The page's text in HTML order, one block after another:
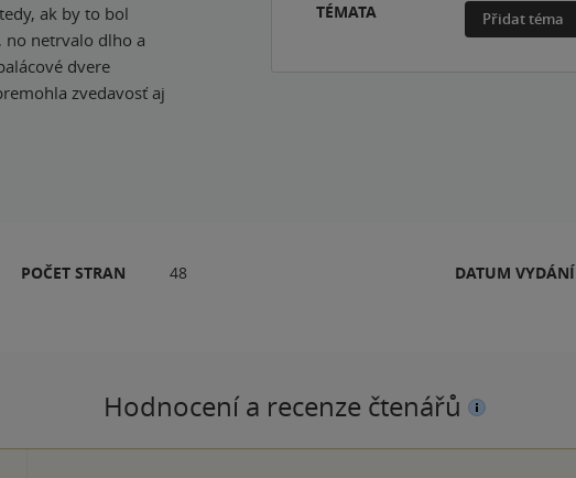
ak by to bol
no netrvalo dlho a
dvere
zvedavosť aj
TÉMATA
Přidat téma
POČET STRAN 48 DATUM VYDÁNÍ
Hodnocení a recenze čtenářů